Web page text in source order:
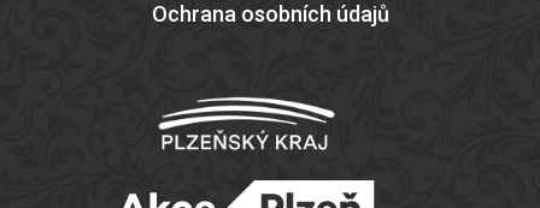
Ochrana osobních údajů